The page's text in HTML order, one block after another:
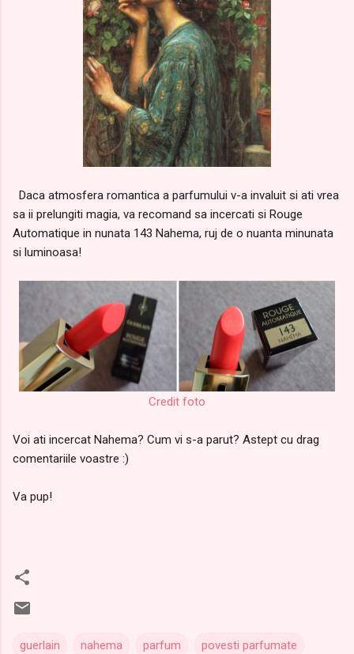
Daca atmosfera romantica a parfumului v-a invaluit si ati vrea
sa ii prelungiti magia, va recomand sa incercati si Rouge
Automatique in nunata 143 Nahema, ruj de o nuanta minunata
si luminoasa!
Credit foto
Voi ati incercat Nahema? Cum vi s-a parut? Astept cu drag
comentariile voastre :)
Va pup!
guerlain nahema parfum povesti parfumate